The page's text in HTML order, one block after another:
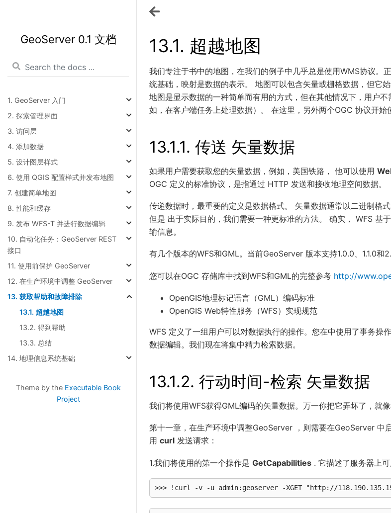
GeoServer 0.1 文档
1. GeoServer 入门
2. 探索管理界面
3. 访问层
4. 添加数据
5. 设计图层样式
6. 使用 QGIS 配置样式并发布地图
7. 创建简单地图
8. 性能和缓存
9. 发布 WFS-T 并进行数据编辑
10. 自动化任务：GeoServer REST
接口
11. 使用前保护 GeoServer
12. 在生产环境中调整 GeoServer
13. 获取帮助和故障排除
13.1. 超越地图
13.2. 得到帮助
13.3. 总结
14. 地理信息系统基础
Theme by the Executable Book
Project
13.1. 超越地图
我们专注于书中的地图，在我们的例子中几乎总是使用WMS协议。
统基础，映射是数据的表示。 地图可以包含矢量或栅格数据，但它
地图是显示数据的一种简单而有用的方式，但在其他情况下，用户
如，在客户端任务上处理数据）。 在这里，另外两个OGC 协议开始
13.1.1. 传送 矢量数据
如果用户需要获取您的矢量数据，例如，美国铁路， 他可以使用
OGC 定义的标准协议，是指通过 HTTP 发送和接收地理空间数据。
传递数据时，最重要的定义是数据格式。 矢量数据通常以二进制格
但是 出于实际目的，我们需要一种更标准的方法。 确实， WFS 基
输信息。
有几个版本的WFS和GML。当前GeoServer 版本支持1.0.0、1.1.0和
您可以在OGC 存储库中找到WFS和GML的完整参考 http://
OpenGIS地理标记语言（GML）编码标准
OpenGIS Web特性服务（WFS）实现规范
WFS 定义了一组用户可以对数据执行的操作。您在中使用了事务操
数据编辑。我们现在将集中精力检索数据。
13.1.2. 行动时间-检索 矢量数据
我们将使用WFS获得GML编码的矢量数据。万一你把它弄坏了，就
第十一章，在生产环境中调整GeoServer ，则需要在GeoServer 中
用 curl 发送请求：
1.我们将使用的第一个操作是 GetCapabilities . 它描述了服务器上